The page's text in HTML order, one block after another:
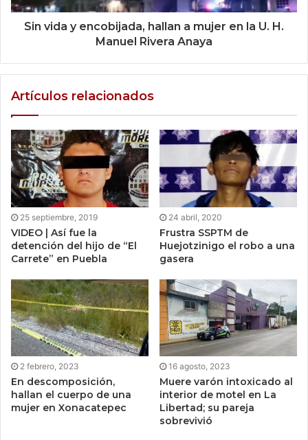
Sin vida y encobijada, hallan a mujer en la U. H.
Manuel Rivera Anaya
Artículos relacionados
25 septiembre, 2019
VIDEO | Así fue la
detención del hijo de “El
Carrete” en Puebla
24 abril, 2020
Frustra SSPTM de
Huejotzinigo el robo a una
gasera
2 febrero, 2023
En descomposición,
hallan el cuerpo de una
mujer en Xonacatepec
16 agosto, 2023
Muere varón intoxicado al
interior de motel en La
Libertad; su pareja
sobrevivió